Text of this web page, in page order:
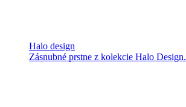
Halo design
Zásnubné prstne z kolekcie Halo Design.